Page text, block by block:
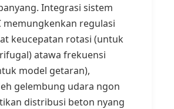
Integrasi sistem
memungkenkan regulasi
keucepatan rotasi (untuk
atawa frekuensi
model getaran),
gelembung udara ngon
distribusi beton nyang